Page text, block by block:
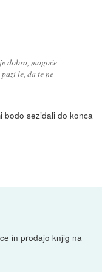
dobro, mogoče
le, da te ne
bodo sezidali do konca
in prodajo knjig na